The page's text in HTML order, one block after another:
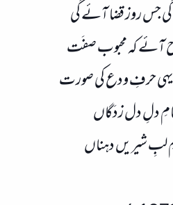
روز قضا آئے گی
آئے کہ محبوب صفَت
حرفِ ودع کی صورت
دلِ دل زدَگاں
لبِ شیریں دہناں​